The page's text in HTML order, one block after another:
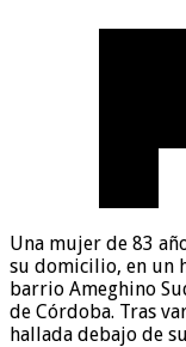
Una mujer de 83
su domicilio, en un
barrio Ameghino
de Córdoba. Tras
hallada debajo de